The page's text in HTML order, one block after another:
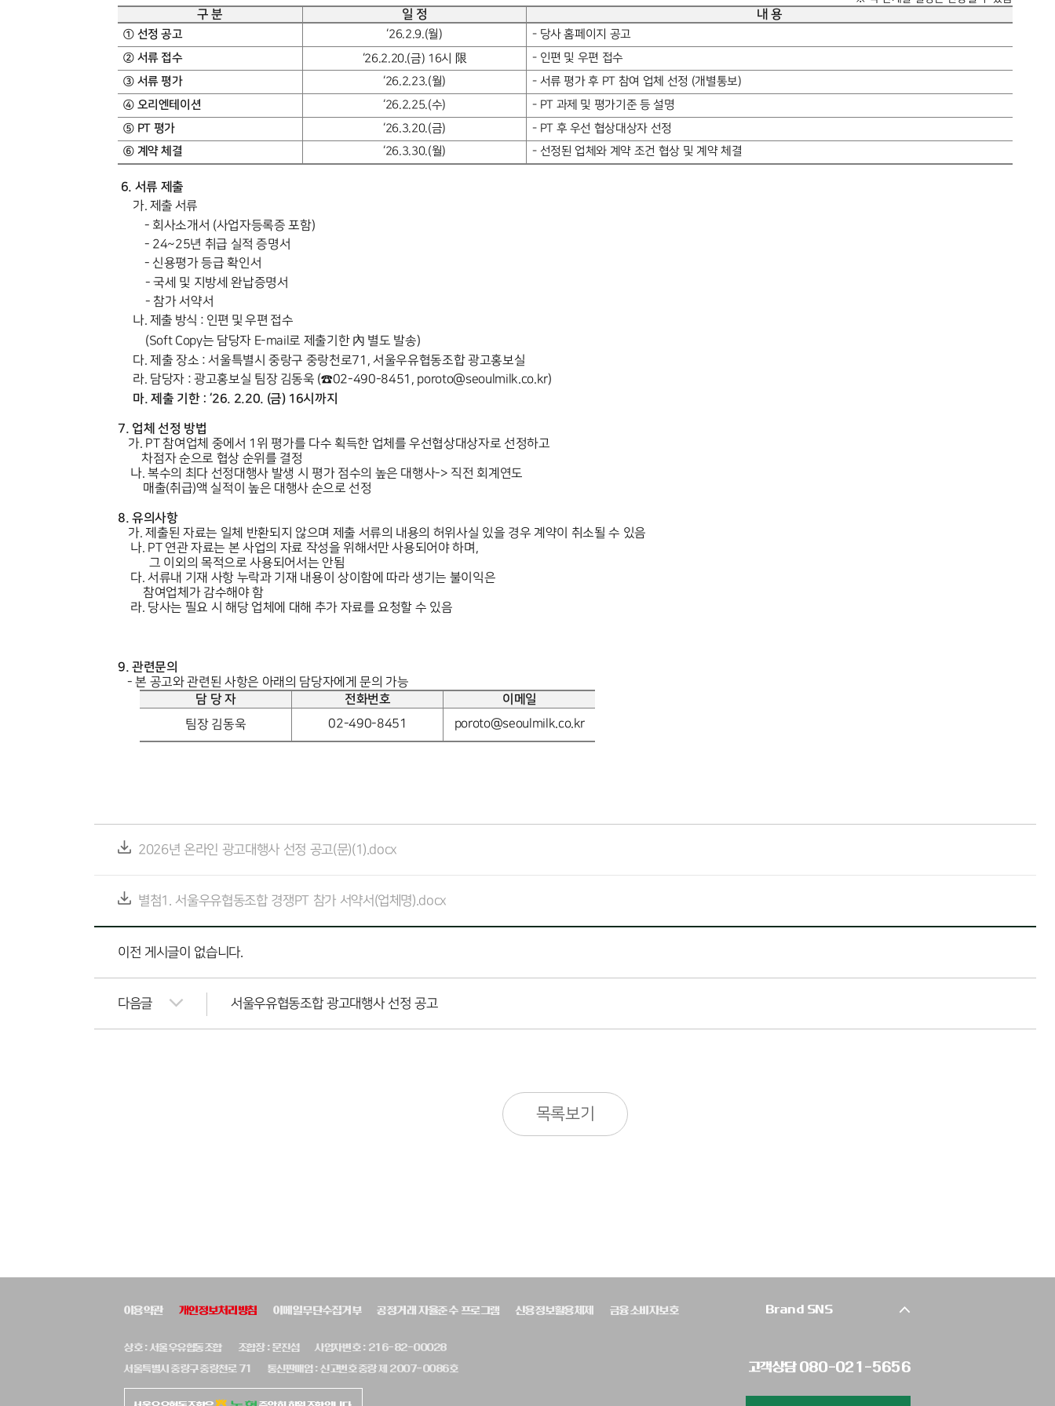
구 분 일 정 내 용
① 선정 공고 ‘26.2.9.(월) - 당사 홈페이지 공고
② 서류 접수
‘26.2.20.(금) 16시 限 - 인편 및 우편 접수
③ 서류 평가
‘26.2.23.(월) - 서류 평가 후 PT 참여 업체 선정 (개별통보)
④ 오리엔테이션
‘26.2.25.(수) - PT 과제 및 평가기준 등 설명
⑤ PT 평가 ‘26.3.20.(금) - PT 후 우선 협상대상자 선정
⑥ 계약 체결
‘26.3.30.(월) - 선정된 업체와 계약 조건 협상 및 계약 체결
6. 서류 제출
가. 제출 서류
- 회사소개서 (사업자등록증 포함)
- 24~25년 취급 실적 증명서
- 신용평가 등급 확인서
-국세 및 지방세 완납증명서
- 참가 서약서
나. 제출 방식 : 인편 및 우편 접수
(Soft Copy는 담당자E-mail로 제출기한 內 별도 발송)
다. 제출 장소 :서울특별시 중랑구 중랑천로71,서울우유협동조합 광고홍보실
라. 담당자: 광고홍보실 팀장 김동욱 (☎02-490-8451, poroto@seoulmilk.co.kr)
마. 제출 기한: ‘26. 2.20. (금) 16시까지
7. 업체 선정 방법
가. PT 참여업체 중에서 1 위 평가를 다수 획득한 업체를 우선협상대상자로 선정하고
차점자 순으로 협상 순위를 결정
나. 복수의 최다 선정대행사 발생 시 평가 점수의 높은 대행사-> 직전 회계연도
매출(취급)액 실적이 높은 대행사 순으로 선정
8. 유의사항
가.제출된 자료는 일체 반환되지 않으며 제출 서류의 내용의 허위사실 있을 경우 계약이 취소될 수 있음
나. PT 연관 자료는 본 사업의 자료 작성을 위해서만 사용되어야 하며 ,
그 이외의 목적으로 사용되어서는 안됨
다. 서류내 기재 사항 누락과 기재 내용이 상이함에 따라 생기는 불이익은
참여업체가 감수해야 함
라. 당사는 필요 시 해당 업체에 대해 추가 자료를 요청할 수 있음
9. 관련문의
-본 공고와 관련된 사항은 아래의 담당자에게 문의 가능
담 당 자 전화번호 이메일
팀장 김동욱 02-490-8451 poroto@seoulmilk.co.kr
2026년 온라인 광고대행사 선정 공고(문)(1).docx
별첨1. 서울우유협동조합 경쟁PT 참가 서약서(업체명).docx
이전 게시글이 없습니다.
다음글 서울우유협동조합 광고대행사 선정 공고
목록보기
이용약관 개인정보처리방침 이메일무단수집거부 공정거래 자율준수 프로그램 신용정보활용체제 금융소비자보호
상호 : 서울우유협동조합 조합장 : 문진섭
사업자변호 : 216-82-00028
서울특별시 중랑구 중랑천로 71
통신판매업 : 신고번호 중랑 제 2007-0086호 고객상담 080-021-5656